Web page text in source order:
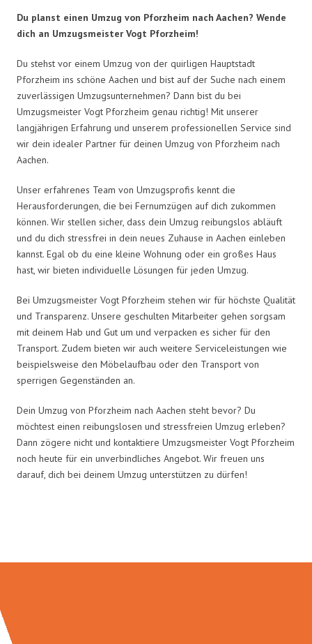
Du planst einen Umzug von Pforzheim nach Aachen? Wende
dich an Umzugsmeister Vogt Pforzheim!
Du stehst vor einem Umzug von der quirligen Hauptstadt
Pforzheim ins schöne Aachen und bist auf der Suche nach einem
zuverlässigen Umzugsunternehmen? Dann bist du bei
Umzugsmeister Vogt Pforzheim genau richtig! Mit unserer
langjährigen Erfahrung und unserem professionellen Service sind
wir dein idealer Partner für deinen Umzug von Pforzheim nach
Aachen.
Unser erfahrenes Team von Umzugsprofis kennt die
Herausforderungen, die bei Fernumzügen auf dich zukommen
können. Wir stellen sicher, dass dein Umzug reibungslos abläuft
und du dich stressfrei in dein neues Zuhause in Aachen einleben
kannst. Egal ob du eine kleine Wohnung oder ein großes Haus
hast, wir bieten individuelle Lösungen für jeden Umzug.
Bei Umzugsmeister Vogt Pforzheim stehen wir für höchste Qualität
und Transparenz. Unsere geschulten Mitarbeiter gehen sorgsam
mit deinem Hab und Gut um und verpacken es sicher für den
Transport. Zudem bieten wir auch weitere Serviceleistungen wie
beispielsweise den Möbelaufbau oder den Transport von
sperrigen Gegenständen an.
Dein Umzug von Pforzheim nach Aachen steht bevor? Du
möchtest einen reibungslosen und stressfreien Umzug erleben?
Dann zögere nicht und kontaktiere Umzugsmeister Vogt Pforzheim
noch heute für ein unverbindliches Angebot. Wir freuen uns
darauf, dich bei deinem Umzug unterstützen zu dürfen!